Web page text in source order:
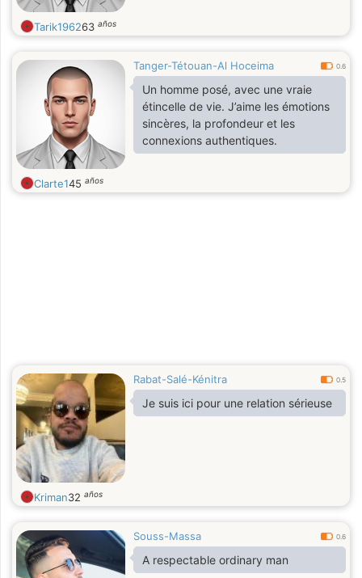
Tarik196263 años
Tanger-Tétouan-Al Hoceima 0.6
Un homme posé, avec une vraie
étincelle de vie. J’aime les émotions
sincères, la profondeur et les
connexions authentiques.
Clarte145 años
Rabat-Salé-Kénitra 0.5
Je suis ici pour une relation sérieuse
Kriman32 años
Souss-Massa 0.6
A respectable ordinary man